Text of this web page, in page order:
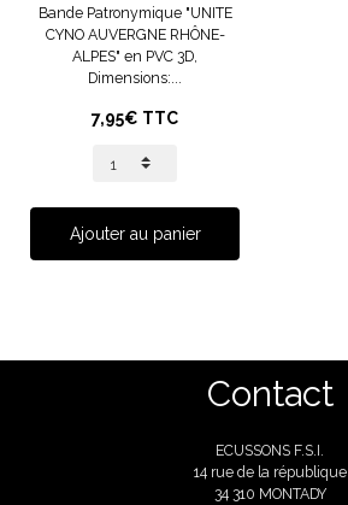
Bande Patronymique "UNITE
CYNO AUVERGNE RHÔNE-
ALPES" en PVC 3D,
Dimensions:...
7,95€ TTC
Ajouter au panier
Contact
ECUSSONS F.S.I.
14 rue de la république
34 310 MONTADY